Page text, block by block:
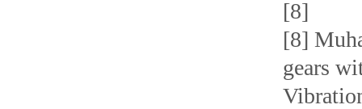
[8]
[8]
gears